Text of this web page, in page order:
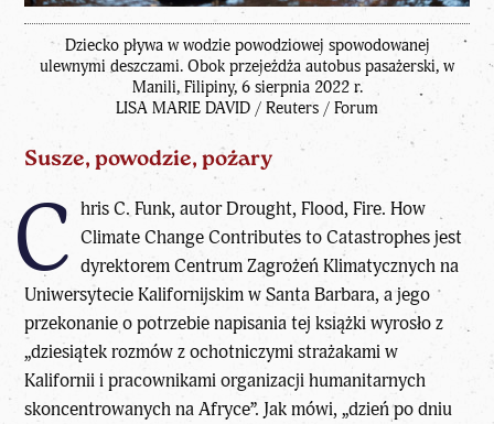
Dziecko pływa w wodzie powodziowej spowodowanej
ulewnymi deszczami. Obok przejeżdża autobus pasażerski, w
Manili, Filipiny, 6 sierpnia 2022 r.
LISA MARIE DAVID / Reuters / Forum
Susze, powodzie, pożary
C hris C. Funk, autor Drought, Flood, Fire. How
Climate Change Contributes to Catastrophes jest
dyrektorem Centrum Zagrożeń Klimatycznych na
Uniwersytecie Kalifornijskim w Santa Barbara, a jego
przekonanie o potrzebie napisania tej książki wyrosło z
„dziesiątek rozmów z ochotniczymi strażakami w
Kalifornii i pracownikami organizacji humanitarnych
skoncentrowanych na Afryce”. Jak mówi, „dzień po dniu